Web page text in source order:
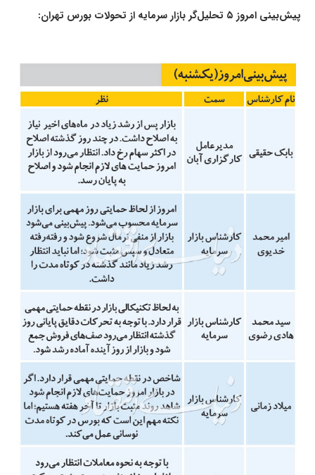
پیش‌بینی امروز ۵ تحلیل‌گر بازار سرمایه از تحولات بورس تهران: